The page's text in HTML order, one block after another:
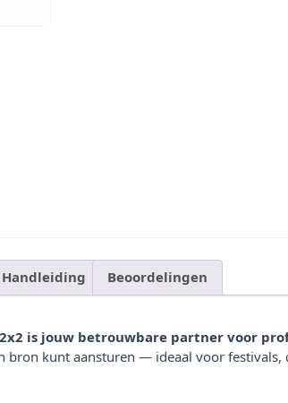
Handleiding Beoordelingen
2x2 is jouw betrouwbare partner voor
bron kunt aansturen — ideaal voor festivals,